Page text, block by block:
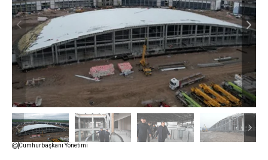
Cumhurbaşkanı Yönetimi